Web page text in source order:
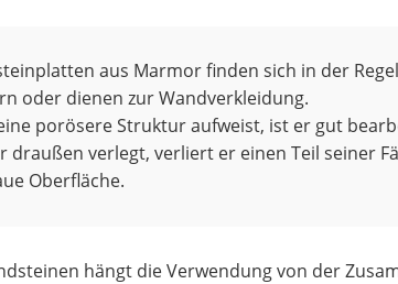
aus Marmor finden sich in der
oder dienen zur Wandverkleidung.
porösere Struktur aufweist, ist er gut
draußen verlegt, verliert er einen Teil seiner
Oberfläche.
hängt die Verwendung von der